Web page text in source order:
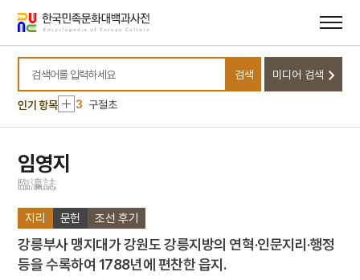
바로가기
바로가기
검색어를 입력하세요
검색 미디어 검색
인기 항목
10 금동 보살 입상
1 상해대한인거류민단
2 격구도
3 구절초
4 산수화
8
개신교
9 국가보위비상대책위원회
10
금동 보살 입상
임영지
臨瀛誌
지리 문헌 조선 후기
강릉부사 맹지대가 강원도 강릉지방의 연혁·인문지리·행정
등을 수록하여 1788년에 편찬한 읍지.